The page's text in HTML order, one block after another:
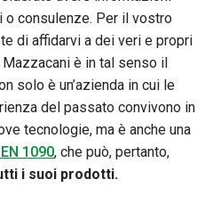
o consulenze. Per il vostro
di affidarvi a dei veri e propri
è in tal senso il
solo è un’azienda in cui le
del passato convivono in
tecnologie, ma è anche una
1090, che può, pertanto,
i suoi prodotti.